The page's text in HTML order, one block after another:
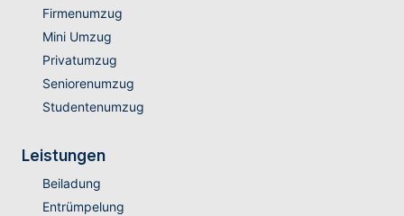
Firmenumzug
Mini Umzug
Privatumzug
Seniorenumzug
Studentenumzug
Leistungen
Beiladung
Entrümpelung